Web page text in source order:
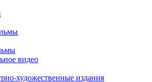
видео
художественные издания